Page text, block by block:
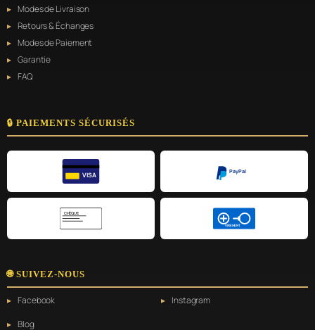
Modes de Livraison
Retours & Échanges
Modes de Paiement
Garantie
FAQ
🔒 PAIEMENTS SÉCURISÉS
VISA
PayPal
CHÈQUE
VIREMENT
🌐 SUIVEZ-NOUS
Facebook
Instagram
Blog